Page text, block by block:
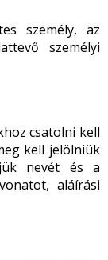
személy, az
személyi
csatolni kell
kell jelölniük
nevét és a
aláírási